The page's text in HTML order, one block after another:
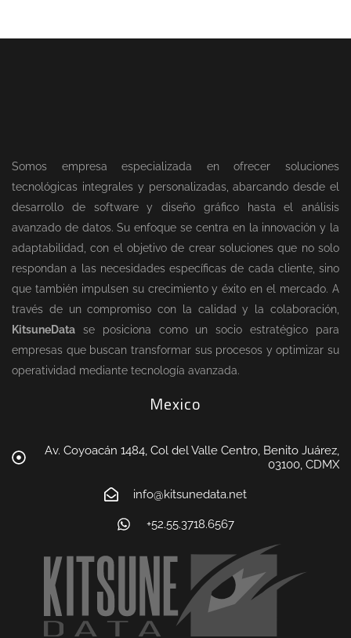
Somos empresa especializada en ofrecer soluciones
tecnológicas integrales y personalizadas, abarcando desde el
desarrollo de software y diseño gráfico hasta el análisis
avanzado de datos. Su enfoque se centra en la innovación y la
adaptabilidad, con el objetivo de crear soluciones que no solo
respondan a las necesidades específicas de cada cliente, sino
que también impulsen su crecimiento y éxito en el mercado. A
través de un compromiso con la calidad y la colaboración,
KitsuneData se posiciona como un socio estratégico para
empresas que buscan transformar sus procesos y optimizar su
operatividad mediante tecnología avanzada.
Mexico
Av. Coyoacán 1484, Col del Valle Centro, Benito Juárez,
03100, CDMX
info@kitsunedata.net
+52.55.3718.6567